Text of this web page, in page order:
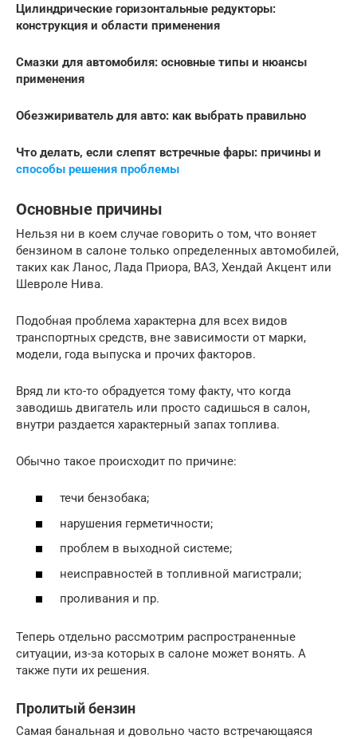
Цилиндрические горизонтальные редукторы:
конструкция и области применения
Смазки для автомобиля: основные типы и нюансы
применения
Обезжириватель для авто: как выбрать правильно
Что делать, если слепят встречные фары: причины и
способы решения проблемы
Основные причины
Нельзя ни в коем случае говорить о том, что воняет
бензином в салоне только определенных автомобилей,
таких как Ланос, Лада Приора, ВАЗ, Хендай Акцент или
Шевроле Нива.
Подобная проблема характерна для всех видов
транспортных средств, вне зависимости от марки,
модели, года выпуска и прочих факторов.
Вряд ли кто-то обрадуется тому факту, что когда
заводишь двигатель или просто садишься в салон,
внутри раздается характерный запах топлива.
Обычно такое происходит по причине:
течи бензобака;
нарушения герметичности;
проблем в выходной системе;
неисправностей в топливной магистрали;
проливания и пр.
Теперь отдельно рассмотрим распространенные
ситуации, из-за которых в салоне может вонять. А
также пути их решения.
Пролитый бензин
Самая банальная и довольно часто встречающаяся